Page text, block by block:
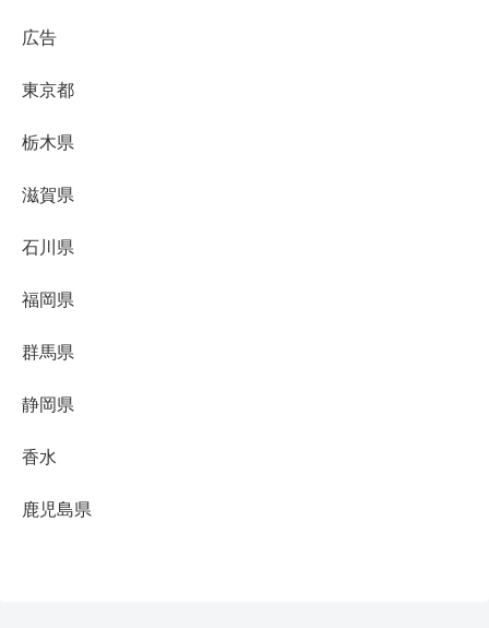
広告
東京都
栃木県
滋賀県
石川県
福岡県
群馬県
静岡県
香水
鹿児島県